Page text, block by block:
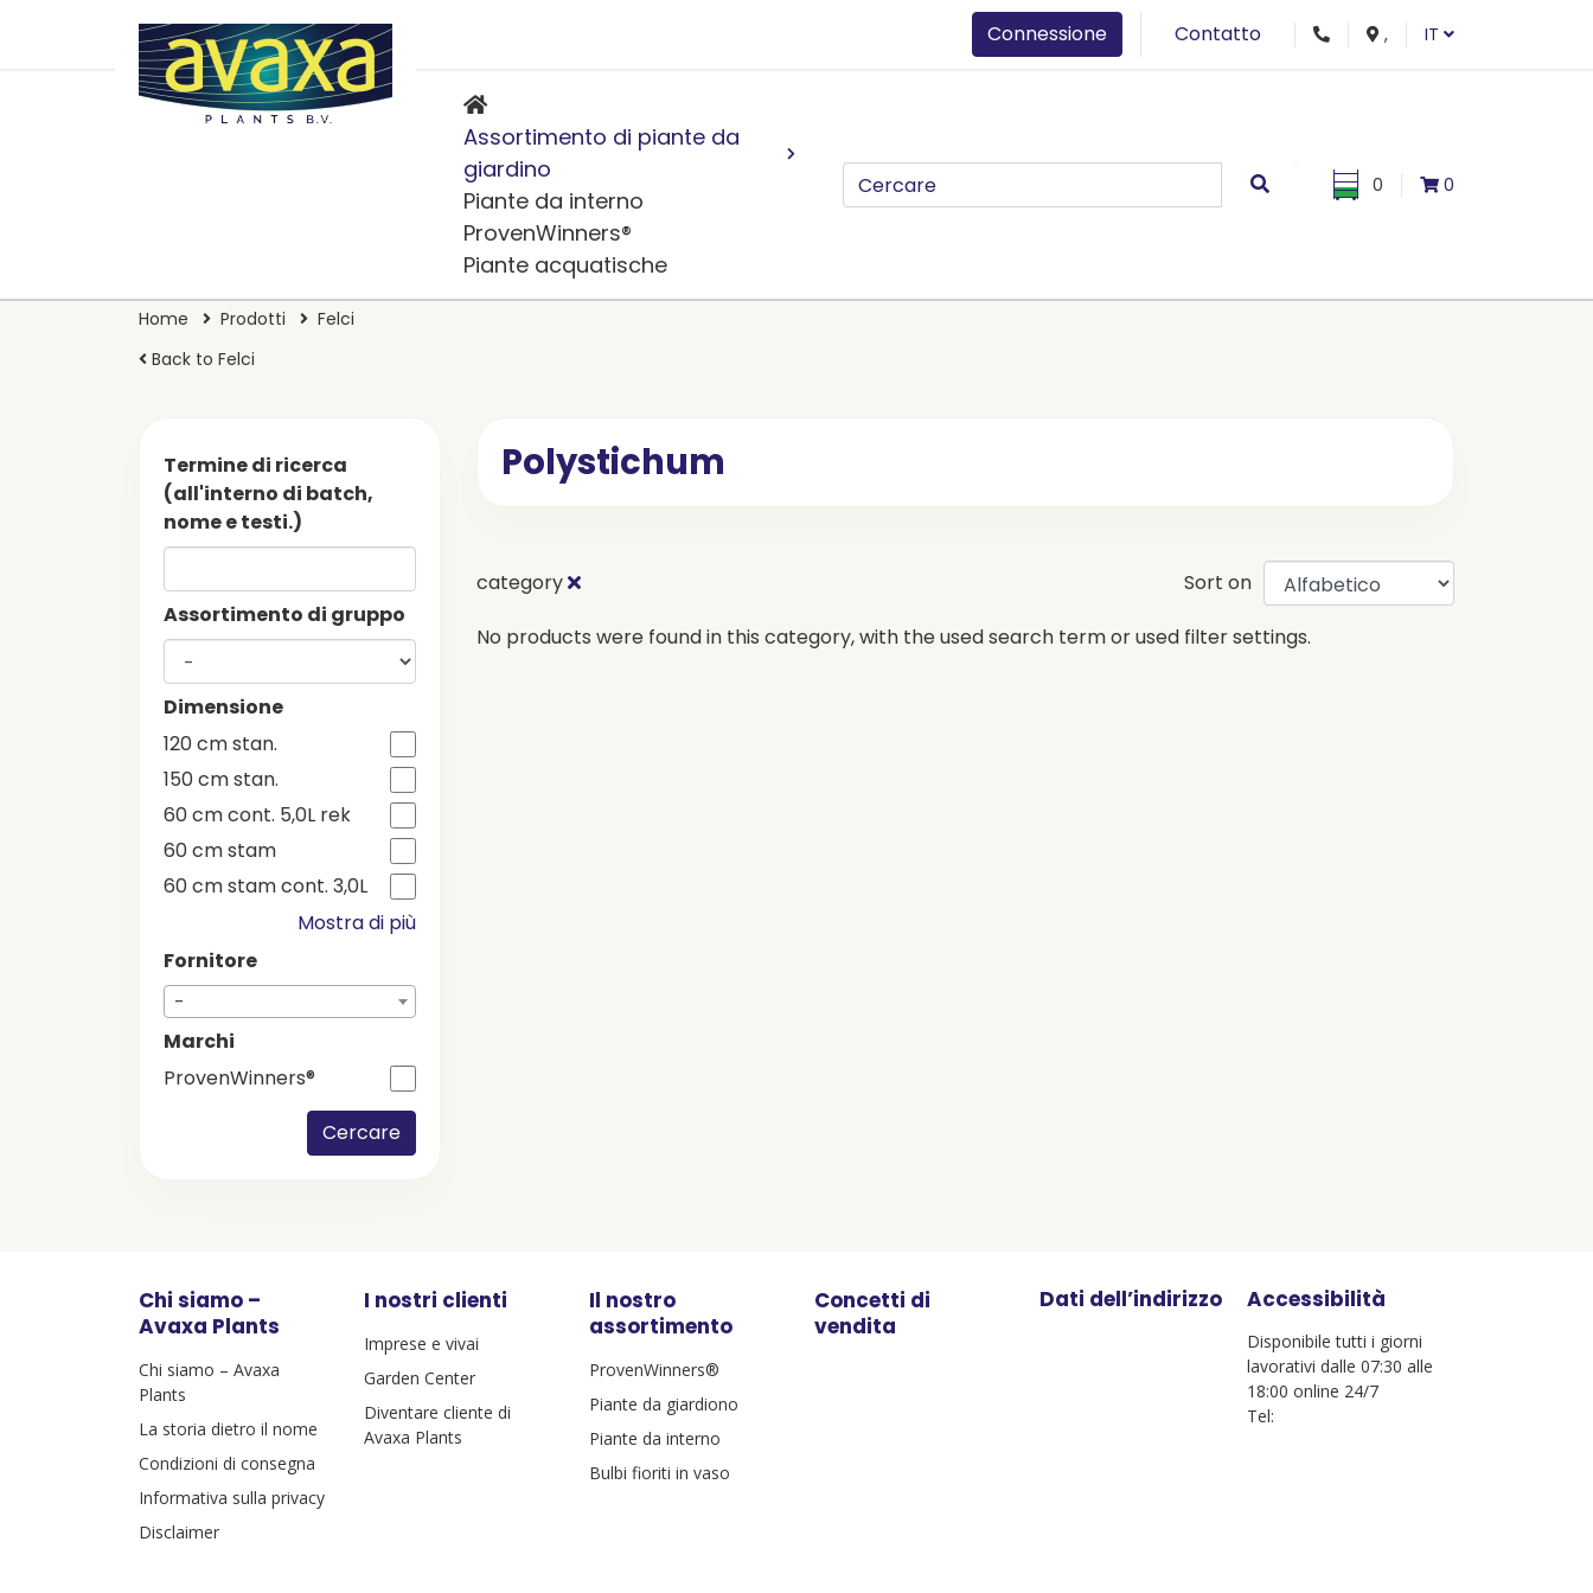
Connessione Contatto , IT
Assortimento di piante da
giardino
Piante da interno
ProvenWinners®
Piante acquatische
0 0
Home Prodotti
Felci
Back to Felci
Termine di ricerca
(all'interno di batch,
nome e testi.)
Assortimento di gruppo
Dimensione
120 cm stan.
150 cm stan.
60 cm cont. 5,0L rek
60 cm stam
60 cm stam cont. 3,0L
Mostra di più
Fornitore
-
Marchi
ProvenWinners®
Cercare
Polystichum
category
Sort on
No products were found in this category, with the used search term or used filter settings.
Chi siamo –
Avaxa Plants
Chi siamo – Avaxa
Plants
La storia dietro il nome
Condizioni di consegna
Informativa sulla privacy
Disclaimer
I nostri clienti
Imprese e vivai
Garden Center
Diventare cliente di
Avaxa Plants
Il nostro
assortimento
ProvenWinners®
Piante da giardiono
Piante da interno
Bulbi fioriti in vaso
Concetti di
vendita
Dati dell’indirizzo Accessibilità
Disponibile tutti i giorni
lavorativi dalle 07:30 alle
18:00 online 24/7
Tel: